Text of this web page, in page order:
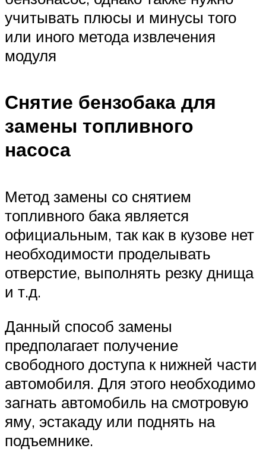
учитывать плюсы и минусы того
или иного метода извлечения
модуля
Снятие бензобака для
замены топливного
насоса
Метод замены со снятием
топливного бака является
официальным, так как в кузове нет
необходимости проделывать
отверстие, выполнять резку днища
и т.д.
Данный способ замены
предполагает получение
свободного доступа к нижней части
автомобиля. Для этого необходимо
загнать автомобиль на смотровую
яму, эстакаду или поднять на
подъемнике.